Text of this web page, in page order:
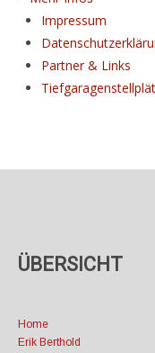
Impressum
Partner & Links
ÜBERSICHT
Home
Erik Berthold